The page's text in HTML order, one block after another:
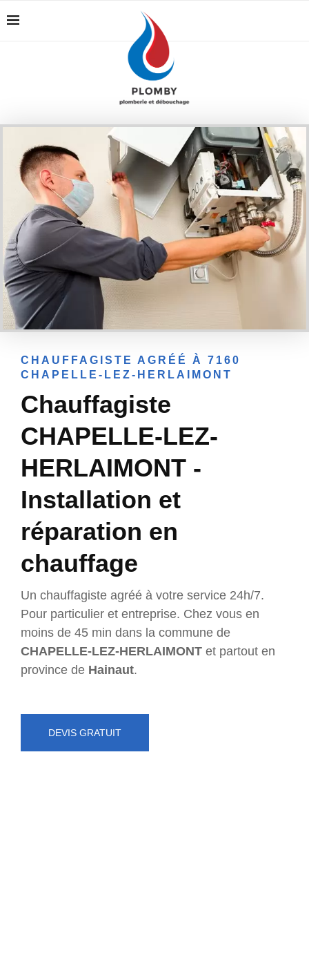
CHAUFFAGISTE AGRÉÉ À 7160
CHAPELLE-LEZ-HERLAIMONT
Chauffagiste
CHAPELLE-LEZ-
HERLAIMONT -
Installation et
réparation en
chauffage
Un chauffagiste agréé à votre service 24h/7.
Pour particulier et entreprise. Chez vous en
moins de 45 min dans la commune de
CHAPELLE-LEZ-HERLAIMONT et partout en
province de Hainaut.
DEVIS GRATUIT